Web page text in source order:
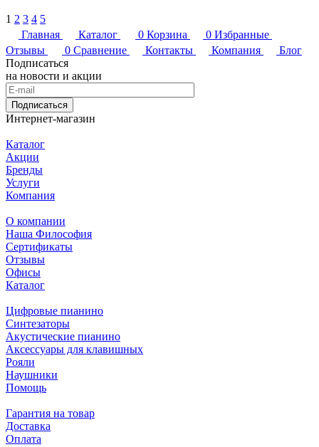
1 2 3 4 5
Главная
Каталог 0 Корзина 0 Избранные
Отзывы
0 Сравнение Контакты Компания
Блог
Подписаться
на новости и акции
Подписаться
Интернет-магазин
Каталог
Акции
Бренды
Услуги
Компания
О компании
Наша Философия
Сертификаты
Отзывы
Офисы
Каталог
Цифровые пианино
Синтезаторы
Акустические пианино
Аксессуары для клавишных
Рояли
Наушники
Помощь
Гарантия на товар
Доставка
Оплата